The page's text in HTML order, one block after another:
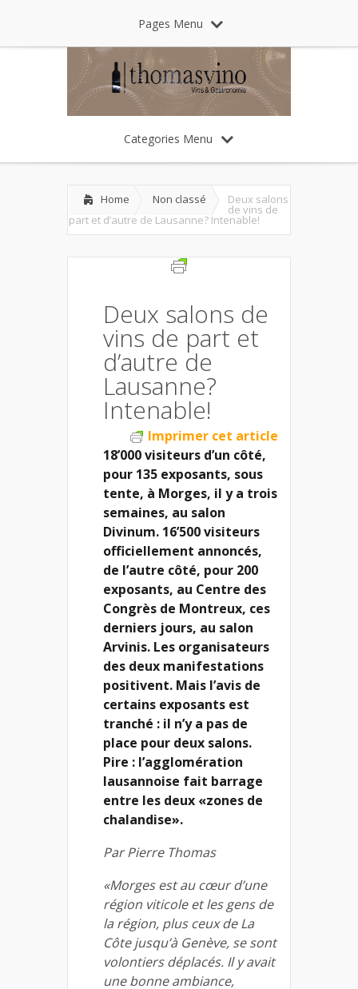
Pages Menu
Categories Menu
Home Non classé Deux salons
de vins de
part et d’autre de Lausanne? Intenable!
Deux salons de
vins de part et
d’autre de
Lausanne?
Intenable!
Imprimer cet article
18’000 visiteurs d’un côté,
pour 135 exposants, sous
tente, à Morges, il y a trois
semaines, au salon
Divinum. 16’500 visiteurs
officiellement annoncés,
de l’autre côté, pour 200
exposants, au Centre des
Congrès de Montreux, ces
derniers jours, au salon
Arvinis. Les organisateurs
des deux manifestations
positivent. Mais l’avis de
certains exposants est
tranché : il n’y a pas de
place pour deux salons.
Pire : l’agglomération
lausannoise fait barrage
entre les deux «zones de
chalandise».
Par Pierre Thomas
«Morges est au cœur d’une
région viticole et les gens de
la région, plus ceux de La
Côte jusqu’à Genève, se sont
volontiers déplacés. Il y avait
une bonne ambiance,